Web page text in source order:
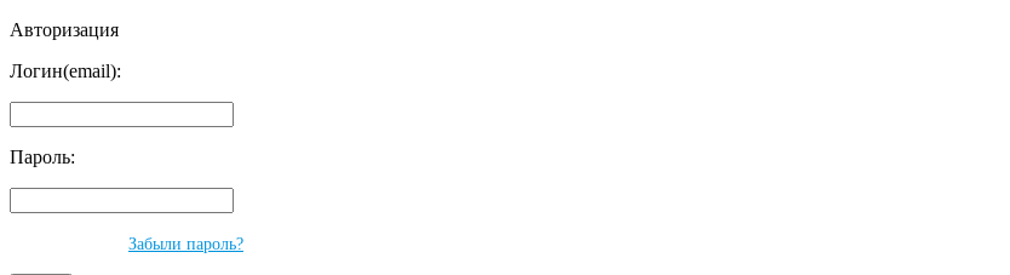
Авторизация
Логин(email):
Пароль:
Забыли пароль?